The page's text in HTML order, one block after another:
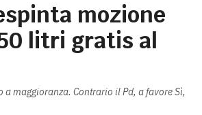
mozione
litri gratis al
a maggioranza. Contrario il Pd, a favore Sì,